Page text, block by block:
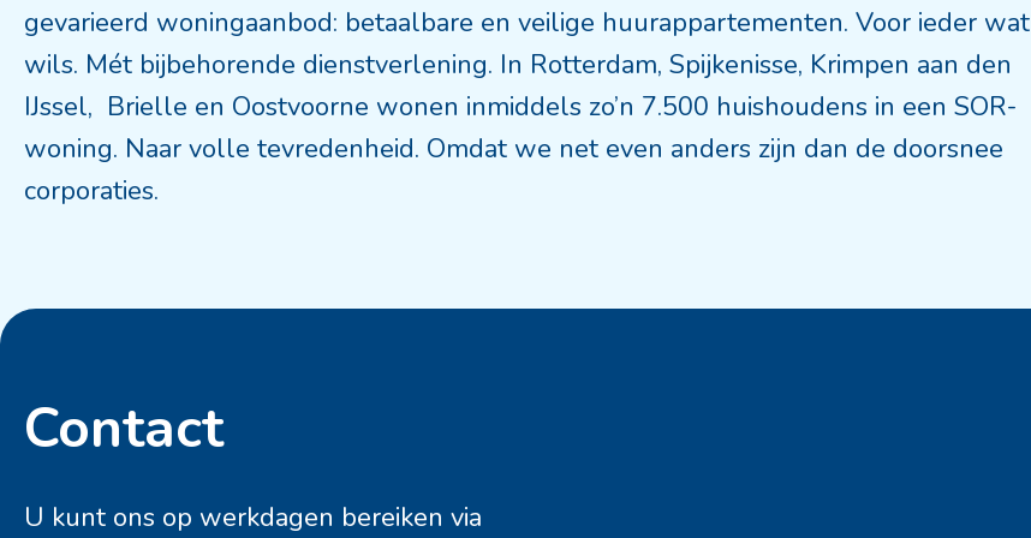
gevarieerd woningaanbod: betaalbare en veilige huurappartementen. Voor ieder wat
wils. Mét bijbehorende dienstverlening. In Rotterdam, Spijkenisse, Krimpen aan den
IJssel, Brielle en Oostvoorne wonen inmiddels zo’n 7.500 huishoudens in een SOR-
woning. Naar volle tevredenheid. Omdat we net even anders zijn dan de doorsnee
corporaties.
Contactinformatie
Contact
U kunt ons op werkdagen bereiken via